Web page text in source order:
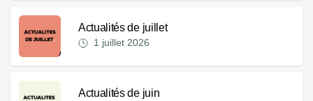
Actualités de juillet
1 juillet 2026
Actualités de juin